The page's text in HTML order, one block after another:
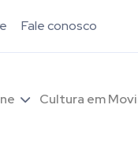
Fale conosco
Cultura em